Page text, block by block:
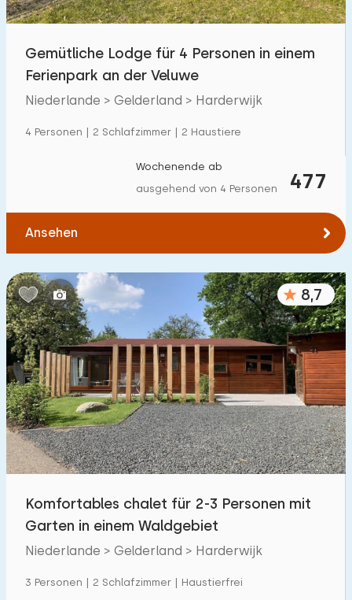
Gemütliche Lodge für 4 Personen in einem
Ferienpark an der Veluwe
Niederlande > Gelderland > Harderwijk
4 Personen | 2 Schlafzimmer | 2 Haustiere
477
Wochenende ab
ausgehend von 4 Personen
Ansehen
8,7
Komfortables chalet für 2-3 Personen mit
Garten in einem Waldgebiet
Niederlande > Gelderland > Harderwijk
3 Personen | 2 Schlafzimmer | Haustierfrei